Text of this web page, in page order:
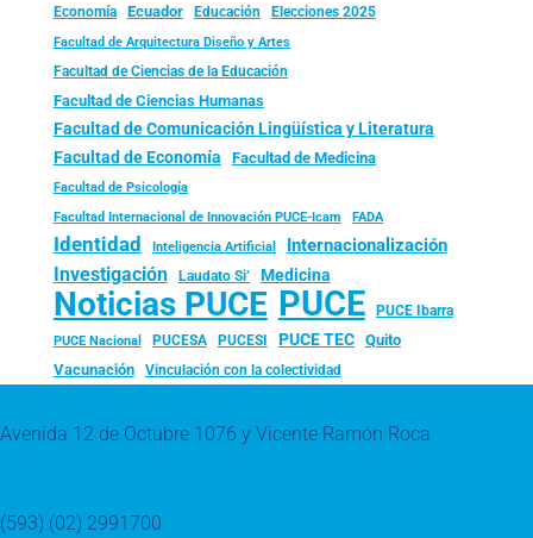
Economía Ecuador Educación Elecciones 2025
Facultad de Arquitectura Diseño y Artes
Facultad de Ciencias de la Educación
Facultad de Ciencias Humanas
Facultad de Comunicación Lingüística y Literatura
Facultad de Economía Facultad de Medicina
Facultad de Psicología
Facultad Internacional de Innovación PUCE-Icam FADA
Identidad Inteligencia Artificial Internacionalización
Investigación Laudato Si’ Medicina
Noticias PUCE PUCE PUCE Ibarra
PUCE Nacional PUCESA PUCESI PUCE TEC
Quito
Vacunación
Vinculación con la colectividad
Avenida 12 de Octubre 1076 y Vicente Ramón Roca
(593) (02) 2991700